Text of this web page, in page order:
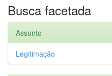
Busca facetada
Assunto
Legitimação